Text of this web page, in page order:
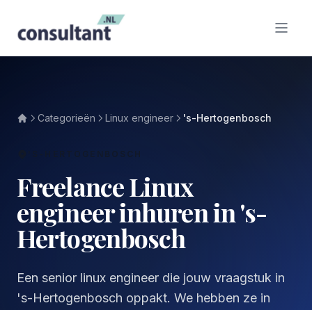
Categorieën Linux engineer 's-Hertogenbosch
'S-HERTOGENBOSCH
Freelance Linux
engineer inhuren in 's-
Hertogenbosch
Een senior linux engineer die jouw vraagstuk in
's-Hertogenbosch oppakt. We hebben ze in